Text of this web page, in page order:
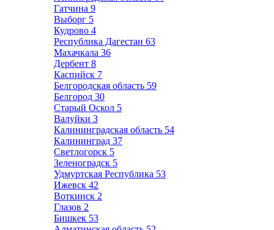
Гатчина 9
Выборг 5
Кудрово 4
Республика Дагестан 63
Махачкала 36
Дербент 8
Каспийск 7
Белгородская область 59
Белгород 30
Старый Оскол 5
Валуйки 3
Калининградская область 54
Калининград 37
Светлогорск 5
Зеленоградск 5
Удмуртская Республика 53
Ижевск 42
Воткинск 2
Глазов 2
Бишкек 53